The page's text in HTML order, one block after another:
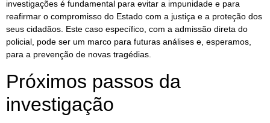
investigações é fundamental para evitar a impunidade e para
reafirmar o compromisso do Estado com a justiça e a proteção dos
seus cidadãos. Este caso específico, com a admissão direta do
policial, pode ser um marco para futuras análises e, esperamos,
para a prevenção de novas tragédias.
Próximos passos da
investigação